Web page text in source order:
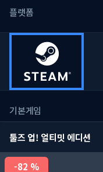
플랫폼
기본게임
툴즈 업! 얼티밋 에디션
82 %